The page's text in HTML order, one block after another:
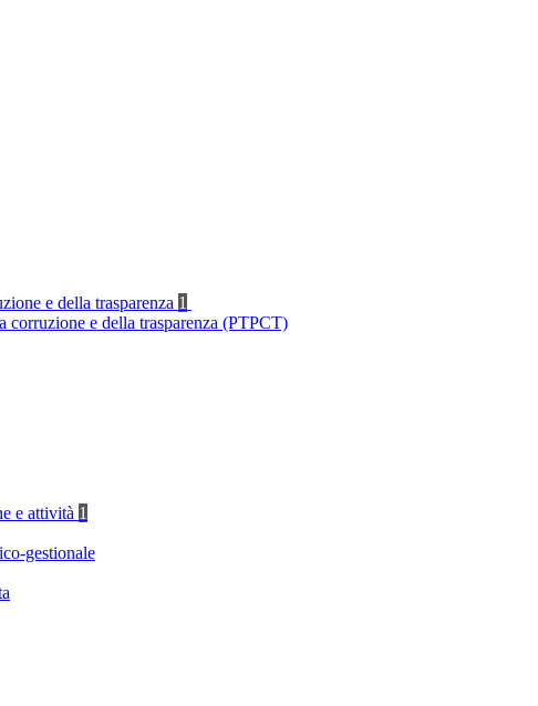
e della trasparenza 1
corruzione e della trasparenza (PTPCT)
e attività 1
gestionale